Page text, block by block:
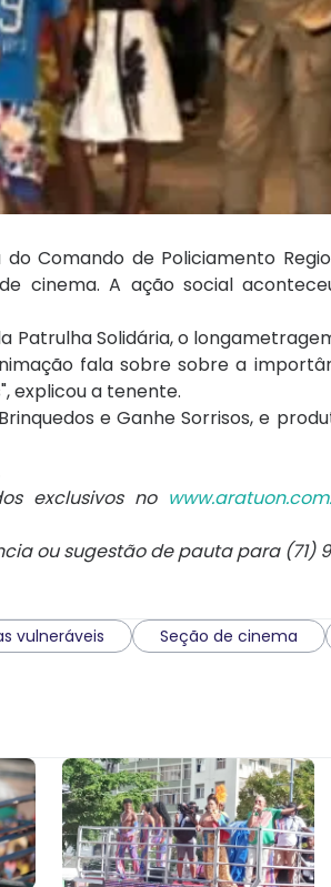
Comando de Policiamento
cinema. A ação social
Solidária, o
fala sobre sobre a
explicou a tenente.
e Ganhe Sorrisos, e
exclusivos no
ou sugestão de pauta para (71)
vulneráveis Seção de cinema